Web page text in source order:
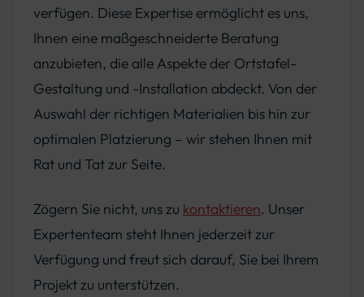
verfügen. Diese Expertise ermöglicht es uns,
Ihnen eine maßgeschneiderte Beratung
anzubieten, die alle Aspekte der Ortstafel-
Gestaltung und -Installation abdeckt. Von der
Auswahl der richtigen Materialien bis hin zur
optimalen Platzierung – wir stehen Ihnen mit
Rat und Tat zur Seite.
Zögern Sie nicht, uns zu kontaktieren. Unser
Expertenteam steht Ihnen jederzeit zur
Verfügung und freut sich darauf, Sie bei Ihrem
Projekt zu unterstützen.